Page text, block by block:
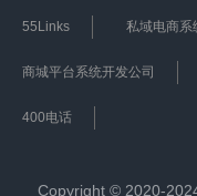
55Links 私域电商系
商城平台系统开发公司
400电话
Copyright © 2020-